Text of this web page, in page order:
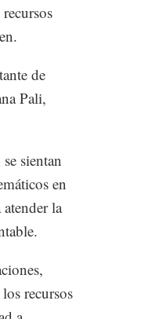
de
Pali,
sientan
en
la
recursos